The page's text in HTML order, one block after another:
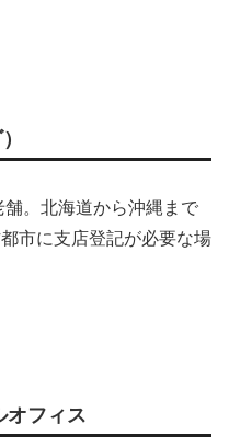
。北海道から沖縄まで
市に支店登記が必要な場
オフィス